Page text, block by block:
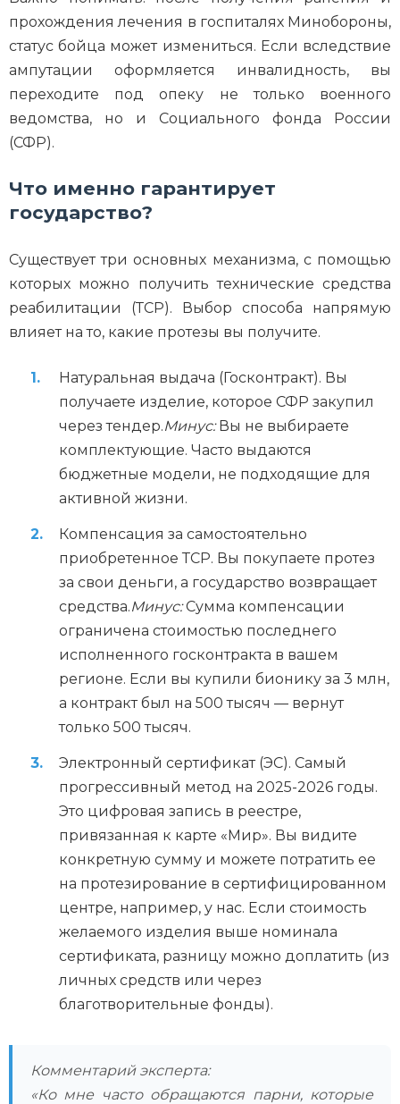
прохождения лечения в госпиталях Минобороны,
статус бойца может измениться. Если вследствие
ампутации оформляется инвалидность, вы
переходите под опеку не только военного
ведомства, но и Социального фонда России
(СФР).
Что именно гарантирует
государство?
Существует три основных механизма, с помощью
которых можно получить технические средства
реабилитации (ТСР). Выбор способа напрямую
влияет на то, какие протезы вы получите.
Натуральная выдача (Госконтракт). Вы
получаете изделие, которое СФР закупил
через тендер.Минус:Вы не выбираете
комплектующие. Часто выдаются
бюджетные модели, не подходящие для
активной жизни.
Компенсация за самостоятельно
приобретенное ТСР. Вы покупаете протез
за свои деньги, а государство возвращает
средства.Минус:Сумма компенсации
ограничена стоимостью последнего
исполненного госконтракта в вашем
регионе. Если вы купили бионику за 3 млн,
а контракт был на 500 тысяч — вернут
только 500 тысяч.
Электронный сертификат (ЭС). Самый
прогрессивный метод на 2025-2026 годы.
Это цифровая запись в реестре,
привязанная к карте «Мир». Вы видите
конкретную сумму и можете потратить ее
на протезирование в сертифицированном
центре, например, у нас. Если стоимость
желаемого изделия выше номинала
сертификата, разницу можно доплатить (из
личных средств или через
благотворительные фонды).
Комментарий эксперта:
«Ко мне часто обращаются парни, которые